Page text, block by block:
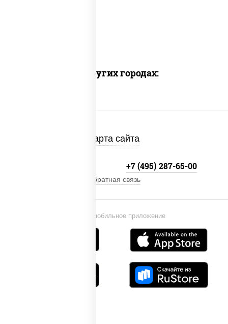
Доставка в других городах:
Карта сайта
Установи мобильное приложение
+7 (495) 287-65-00
Обратная связь